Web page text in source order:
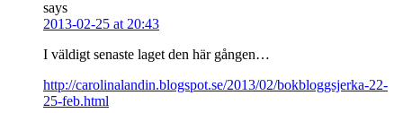
says
2013-02-25 at 20:43
I väldigt senaste laget den här gången…
http://carolinalandin.blogspot.se/2013/02/bokbloggsjerka-22-
25-feb.html